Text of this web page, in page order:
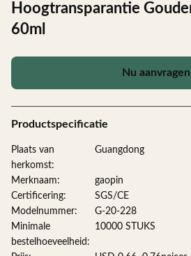
Hoogtransparantie
60ml
Nu aanvragen
Productspecificatie
Plaats van
herkomst:
Guangdong
Merknaam:
gaopin
Certificering:
SGS/CE
Modelnummer:
G-20-228
Minimale
bestelhoeveelheid:
10000 STUKS